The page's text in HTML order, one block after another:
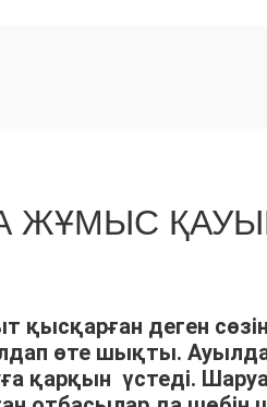
ЖҰМЫС
қысқарған деген
өте шықты.
қарқын үстеді.